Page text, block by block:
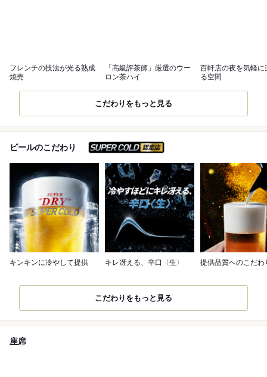
フレンチの技法が光る熟成
焼売
「高級評茶師」厳選のウー
ロン茶ハイ
百軒店の夜を気軽に
る空間
こだわりをもっと見る
ビールのこだわり
キンキンに冷やして提供 キレ冴える、辛口〈生〉 提供品質へのこだわ
こだわりをもっと見る
座席